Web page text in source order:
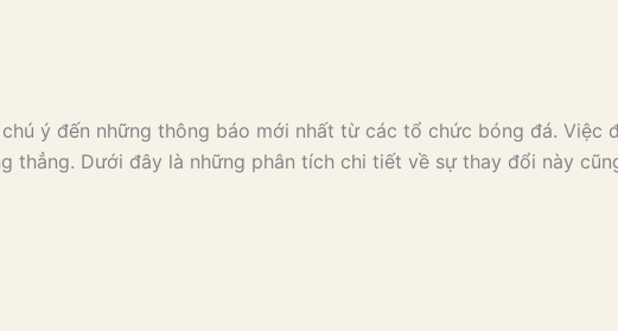
chú ý đến những thông báo mới nhất từ các tổ chức bóng đá.
thẳng. Dưới đây là những phân tích chi tiết về sự thay đổi này